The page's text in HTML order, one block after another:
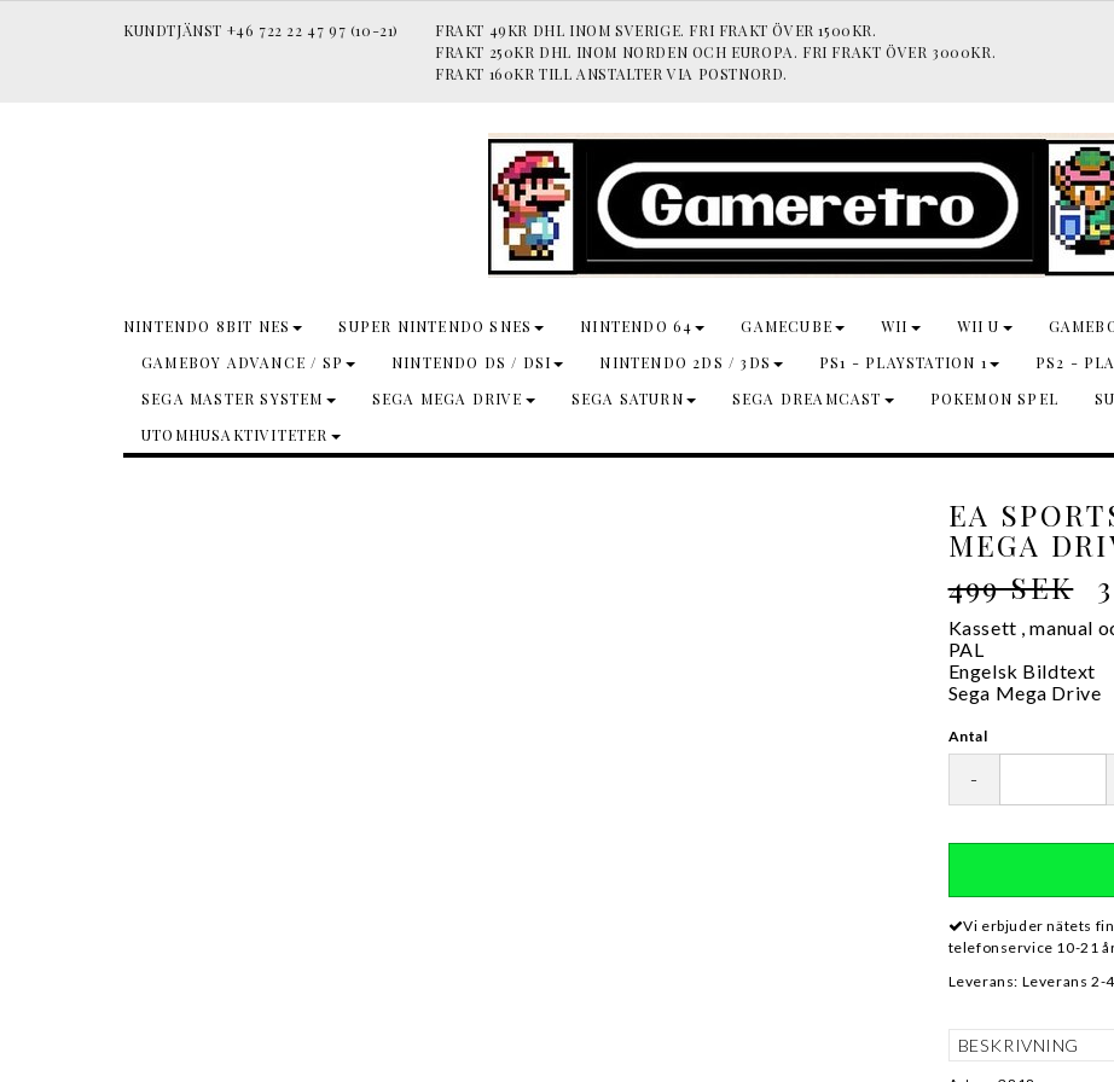
KUNDTJÄNST +46 722 22 47 97 (10-21)
FRAKT 49KR DHL INOM SVERIGE. FRI FRAKT ÖVER 1500KR.
FRAKT 250KR DHL INOM NORDEN OCH EUROPA. FRI FRAKT ÖVER 3000KR.
FRAKT 160KR TILL ANSTALTER VIA POSTNORD.
NINTENDO 8BIT NES SUPER NINTENDO SNES NINTENDO 64 GAMECUBE WII WII U
GAMEBOY ADVANCE / SP
NINTENDO DS / DSI NINTENDO 2DS / 3DS PS1 - PLAYSTATION 1 PS2 -
SEGA MASTER SYSTEM
SEGA MEGA DRIVE SEGA SATURN SEGA DREAMCAST POKEMON SPEL
UTOMHUSAKTIVITETER
EA
MEGA
499 SEK
Kassett , manual
PAL
Engelsk Bildtext
Sega Mega Drive
Antal
-
Vi erbjuder nätets
telefonservice 10-21
Leverans: Leverans 2-
BESKRIVNING